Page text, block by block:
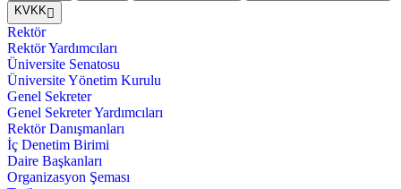
KVKK
Rektör
Rektör Yardımcıları
Üniversite Senatosu
Üniversite Yönetim Kurulu
Genel Sekreter
Genel Sekreter Yardımcıları
Rektör Danışmanları
İç Denetim Birimi
Daire Başkanları
Organizasyon Şeması